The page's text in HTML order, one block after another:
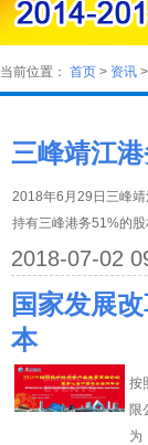
当前位置： 首页 > 资讯 >
三峰靖江
2018年6月29日三峰
持有三峰港务51%的股
2018-07-02
国家发展
本
按
限
为